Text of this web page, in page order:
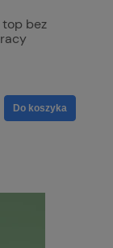
top bez
Do koszyka